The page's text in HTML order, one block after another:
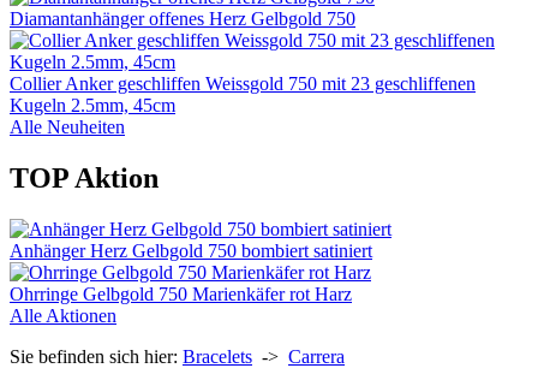
Diamantanhänger offenes Herz Gelbgold 750
Collier Anker geschliffen Weissgold 750 mit 23 geschliffenen
Kugeln 2.5mm, 45cm
Alle Neuheiten
TOP Aktion
Anhänger Herz Gelbgold 750 bombiert satiniert
Ohrringe Gelbgold 750 Marienkäfer rot Harz
Alle Aktionen
Sie befinden sich hier: Bracelets -> Carrera